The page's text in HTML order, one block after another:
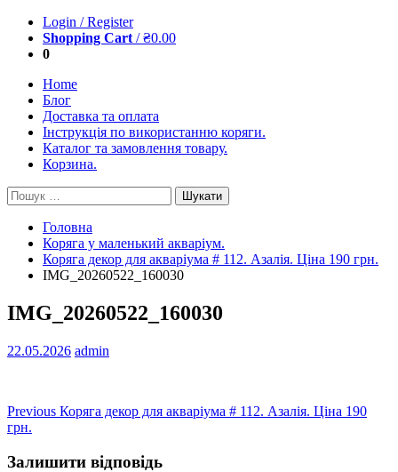
Login / Register
Shopping Cart /₴0.00
0
Home
Блог
Доставка та оплата
Інструкція по використанню коряги.
Каталог та замовлення товару.
Корзина.
Пошук:
Головна
Коряга у маленький акваріум.
Коряга декор для акваріума # 112. Азалія. Ціна 190 грн.
IMG_20260522_160030
IMG_20260522_160030
22.05.2026 admin
Навігація
записів
Previous Previous
Коряга декор для акваріума # 112. Азалія. Ціна 190
грн.
Залишити відповідь